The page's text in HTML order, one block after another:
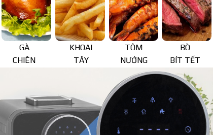
GÀ
CHIÊN
KHOAI
TÂY
TÔM
NƯỚNG
BÒ
BÍT TẾT